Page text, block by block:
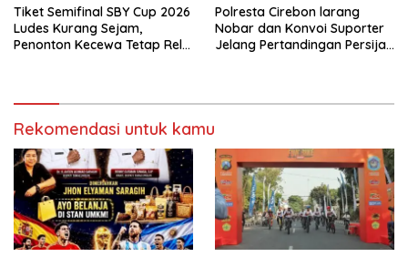
Tiket Semifinal SBY Cup 2026
Ludes Kurang Sejam,
Penonton Kecewa Tetap Rela
Polresta Cirebon larang
Nobar dan Konvoi Suporter
Jelang Pertandingan Persija
Rekomendasi untuk kamu